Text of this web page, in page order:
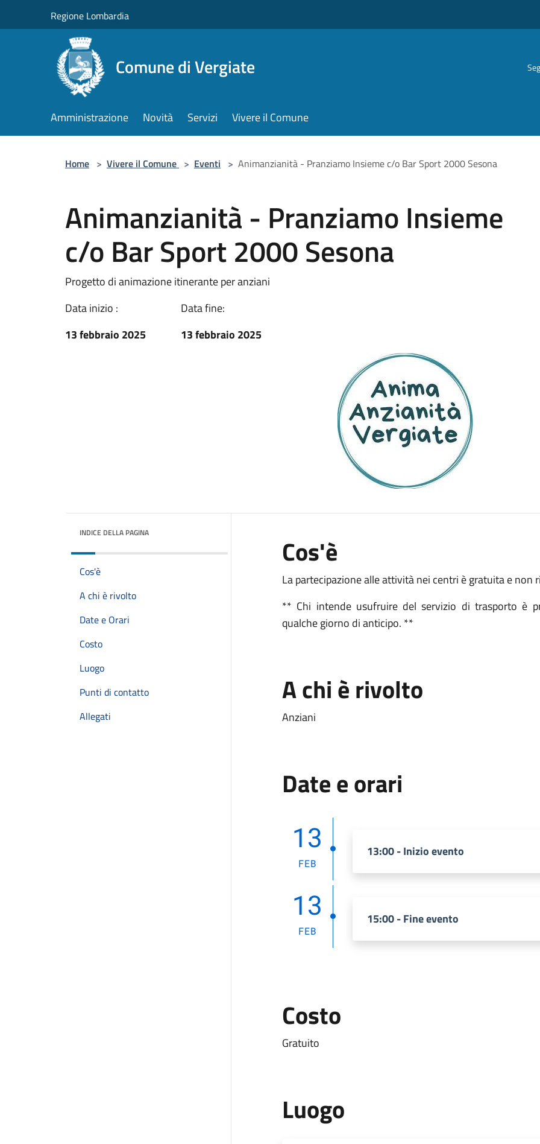
Regione Lombardia
Comune di Vergiate
Amministrazione Novità Servizi Vivere il Comune
Home > Vivere il Comune > Eventi > Animanzianità - Pranziamo Insieme c/o Bar Sport 2000 Sesona
Animanzianità - Pranziamo Insieme
c/o Bar Sport 2000 Sesona
Progetto di animazione itinerante per anziani
Data inizio :
13 febbraio 2025
Data fine:
13 febbraio 2025
INDICE DELLA PAGINA
Cos'è
A chi è rivolto
Date e Orari
Costo
Luogo
Punti di contatto
Allegati
Cos'è
La partecipazione alle attività nei centri è gratuita e non
** Chi intende usufruire del servizio di trasporto è
qualche giorno di anticipo. **
A chi è rivolto
Anziani
Date e orari
13
FEB
13:00 - Inizio evento
13
FEB
15:00 - Fine evento
Costo
Gratuito
Luogo